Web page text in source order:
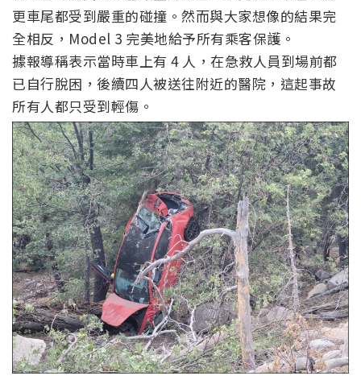
更車尾都受到嚴重的碰撞。然而與大家想像的結果完
全相反 ，Model 3 完美地給予所有乘客保護。
據報導稱表示當時車上有 4 人，在急救人員到場前都
已自行脫困，後續四人被送往附近的醫院，這起事故
所有人都只受到輕傷。